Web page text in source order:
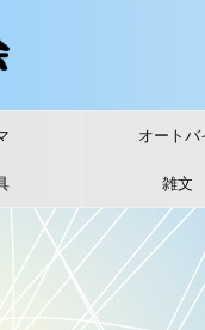
オートバ
雑文